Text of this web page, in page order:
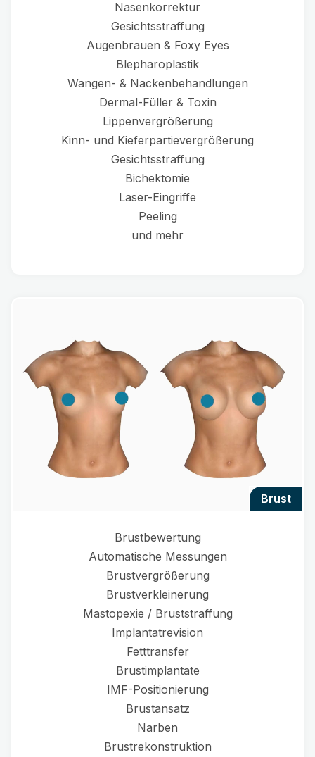
Nasenkorrektur
Gesichtsstraffung
Augenbrauen & Foxy Eyes
Blepharoplastik
Wangen- & Nackenbehandlungen
Dermal-Füller & Toxin
Lippenvergrößerung
Kinn- und Kieferpartievergrößerung
Gesichtsstraffung
Bichektomie
Laser-Eingriffe
Peeling
und mehr
brust
Brustbewertung
Automatische Messungen
Brustvergrößerung
Brustverkleinerung
Mastopexie / Bruststraffung
Implantatrevision
Fetttransfer
Brustimplantate
IMF-Positionierung
Brustansatz
Narben
Brustrekonstruktion